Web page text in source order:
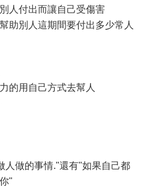
人付出而讓自己受傷害
助別人這期間要付出多少常人
的用自己方式去幫人
人做的事情."還有"如果自己都
"